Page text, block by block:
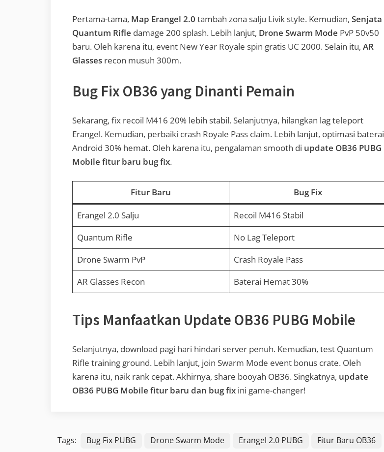
Pertama-tama, Map Erangel 2.0 tambah zona salju Livik style. Kemudian, Senjata
Quantum Rifle damage 200 splash. Lebih lanjut, Drone Swarm Mode PvP 50v50
baru. Oleh karena itu, event New Year Royale spin gratis UC 2000. Selain itu, AR
Glasses recon musuh 300m.
Bug Fix OB36 yang Dinanti Pemain
Sekarang, fix recoil M416 20% lebih stabil. Selanjutnya, hilangkan lag teleport
Erangel. Kemudian, perbaiki crash Royale Pass claim. Lebih lanjut, optimasi baterai
Android 30% hemat. Oleh karena itu, pengalaman smooth di update OB36 PUBG
Mobile fitur baru bug fix.
Fitur Baru Bug Fix
Erangel 2.0 Salju
Recoil M416 Stabil
Quantum Rifle
No Lag Teleport
Drone Swarm PvP
Crash Royale Pass
AR Glasses Recon
Baterai Hemat 30%
Tips Manfaatkan Update OB36 PUBG Mobile
Selanjutnya, download pagi hari hindari server penuh. Kemudian, test Quantum
Rifle training ground. Lebih lanjut, join Swarm Mode event bonus crate. Oleh
karena itu, naik rank cepat. Akhirnya, share booyah OB36. Singkatnya, update
OB36 PUBG Mobile fitur baru dan bug fix ini game-changer!
Tags: Bug Fix PUBG Drone Swarm Mode Erangel 2.0 PUBG Fitur Baru OB36